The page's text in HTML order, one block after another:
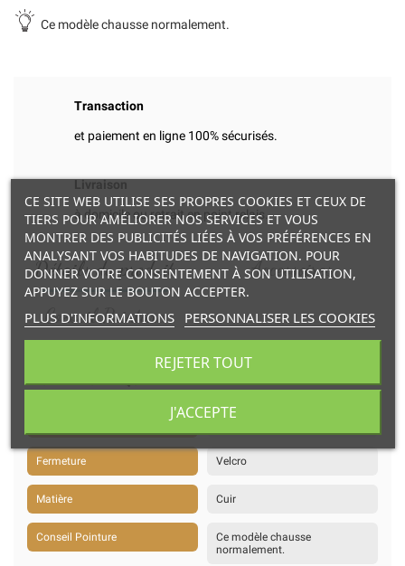
Ce modèle chausse normalement.
Transaction
et paiement en ligne 100% sécurisés.
Livraison
à domicile ou retrait en point relais.
Détails du produit Accessoires
Conseil Pointure
FICHE TECHNIQUE
Fermeture Velcro
Matière Cuir
Conseil Pointure
Ce modèle chausse
normalement.
CE SITE WEB UTILISE SES PROPRES COOKIES ET CEUX DE
TIERS POUR AMÉLIORER NOS SERVICES ET VOUS
MONTRER DES PUBLICITÉS LIÉES À VOS PRÉFÉRENCES EN
ANALYSANT VOS HABITUDES DE NAVIGATION. POUR
DONNER VOTRE CONSENTEMENT À SON UTILISATION,
APPUYEZ SUR LE BOUTON ACCEPTER.
PLUS D'INFORMATIONS PERSONNALISER LES COOKIES
REJETER TOUT
J'ACCEPTE